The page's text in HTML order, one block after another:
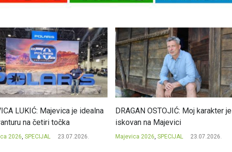
LUKIĆ: Majevica je idealna
na četiri točka
2026, SPECIJAL 23.07.2026.
DRAGAN OSTOJIĆ: Moj karakter je
iskovan na Majevici
Majevica 2026, SPECIJAL 23.07.2026.